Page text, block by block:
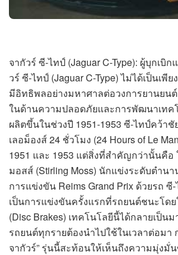
จากัวร์ ซี-ไทป์ (Jaguar C-Type): ผู้บุกเบิ
วร์ ซี-ไทป์ (Jaguar C-Type) ไม่ได้เป็นเพี
มีอิทธิพลอย่างมหาศาลต่อวงการยานยนต์
ในด้านความปลอดภัยและการพัฒนาเทค
ผลิตขึ้นในช่วงปี 1951-1953 ซี-ไทป์คว้า
เลอม็องส์ 24 ชั่วโมง (24 Hours of Le
1951 และ 1953 แต่สิ่งที่สำคัญกว่านั้นคือ
มอสส์ (Stirling Moss) นักแข่งระดับตำน
การแข่งขัน Reims Grand Prix ด้วยรถ ซี
เป็นการแข่งขันครั้งแรกที่รถยนต์ชนะโดย
(Disc Brakes) เทคโนโลยีนี้ได้กลายเป็น
รถยนต์ทุกรายต้องนำไปใช้ในเวลาต่อมา
จากัวร์” รุ่นนี้สะท้อนให้เห็นถึงความมุ่งมั่